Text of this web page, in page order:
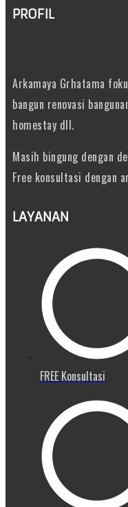
PROFIL
Arkamaya Grhatama
bangun renovasi
homestay dll.
Masih bingung dengan
Free konsultasi dengan
LAYANAN
FREE Konsultasi